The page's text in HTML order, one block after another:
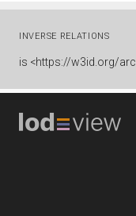
INVERSE RELATIONS
is <https://w3id.org/